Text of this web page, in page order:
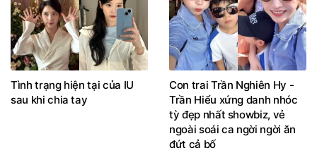
Tình trạng hiện tại của IU
sau khi chia tay
Con trai Trần Nghiên Hy -
Trần Hiểu xứng danh nhóc
tỳ đẹp nhất showbiz, vẻ
ngoài soái ca ngời ngời ăn
đứt cả bố